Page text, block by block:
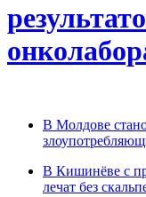
В Молдове
В Кишинёве с
лечат без